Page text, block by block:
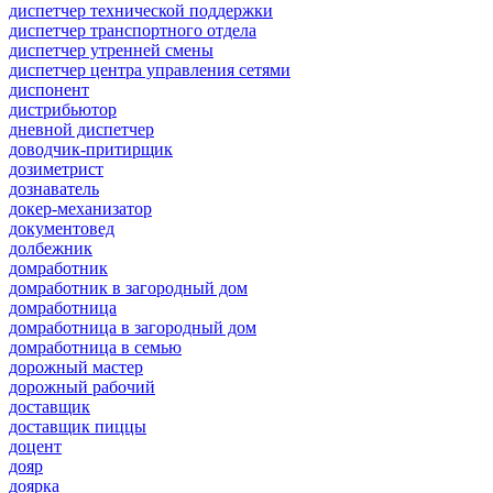
диспетчер технической поддержки
диспетчер транспортного отдела
диспетчер утренней смены
диспетчер центра управления сетями
диспонент
дистрибьютор
дневной диспетчер
доводчик-притирщик
дозиметрист
дознаватель
докер-механизатор
документовед
долбежник
домработник
домработник в загородный дом
домработница
домработница в загородный дом
домработница в семью
дорожный мастер
дорожный рабочий
доставщик
доставщик пиццы
доцент
дояр
доярка